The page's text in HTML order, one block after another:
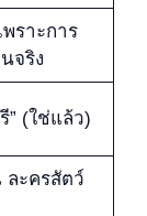
พราะการ
จริง
” (ใช่แล้ว)
ละครสัตว์